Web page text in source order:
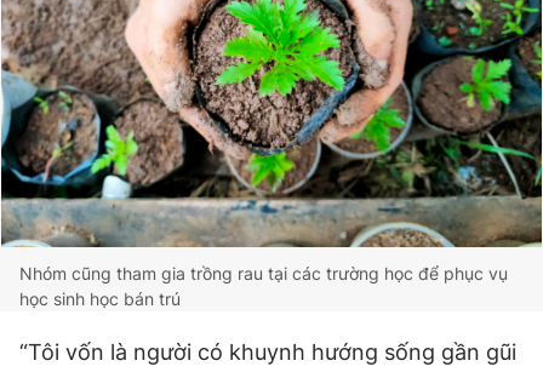
© 2003-2026 Bản quyền thuộc về Báo Thanh Niên. Cấm sao
chép dưới mọi hình thức nếu không có sự chấp thuận bằng văn
bản. Phát triển bởi ePi Technologies, JSC.
Nhóm cũng tham gia trồng rau tại các trường học để phục vụ
học sinh học bán trú
“Tôi vốn là người có khuynh hướng sống gần gũi